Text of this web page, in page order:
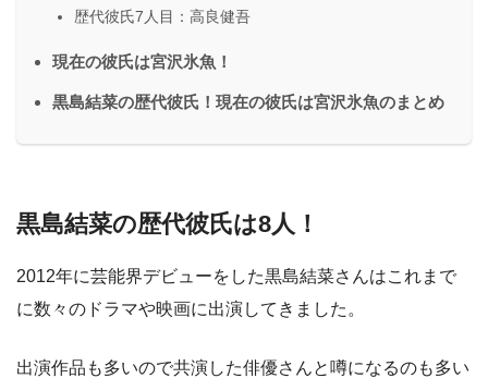
歴代彼氏7人目：高良健吾
現在の彼氏は宮沢氷魚！
黒島結菜の歴代彼氏！現在の彼氏は宮沢氷魚のまとめ
黒島結菜の歴代彼氏は8人！
2012年に芸能界デビューをした黒島結菜さんはこれまで
に数々のドラマや映画に出演してきました。
出演作品も多いので共演した俳優さんと噂になるのも多い